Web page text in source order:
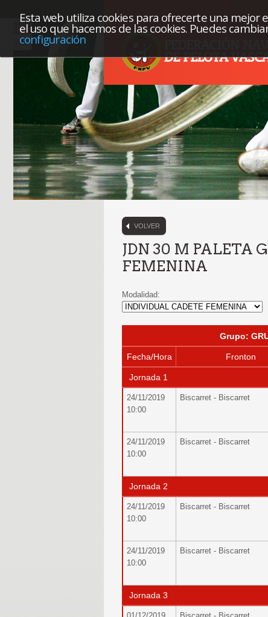
Esta web utiliza cookies para ofrecerte una mejor
el uso que hacemos de las cookies. Puedes
configuración
VOLVER
JDN 30 M PALETA
FEMENINA
Modalidad:
Grupo:
Fecha/Hora Fronton
Jornada 1
24/11/2019
10:00
Biscarret - Biscarret
24/11/2019
10:00
Biscarret - Biscarret
Jornada 2
24/11/2019
10:00
Biscarret - Biscarret
24/11/2019
10:00
Biscarret - Biscarret
Jornada 3